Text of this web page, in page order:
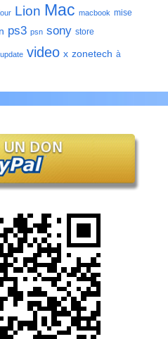
Lion Mac macbook mise
ps3 psn sony store
update video x zonetech à